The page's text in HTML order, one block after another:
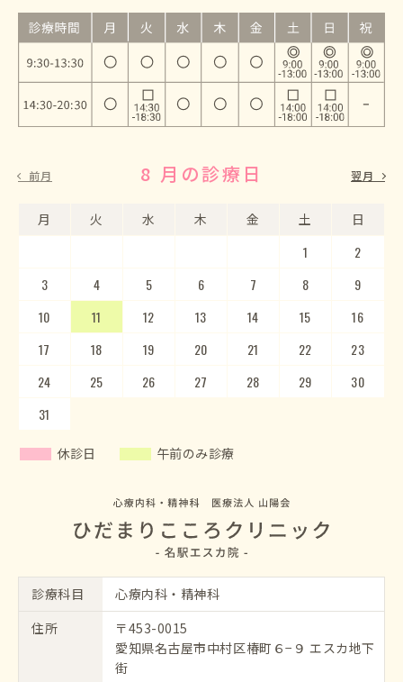
前月 8 月の診療日
月 火 水 木 金 土 日
1
2
3
4 5 6 7 8
9
10
11 12 13 14 15
16
17
18 19 20 21 22
23
24
25 26 27 28 29
30
31
9 月の診療日
月 火 水 木 金 土 日
5
6
7
8 9 10 11 12
13
14
15 16 17 18 19
20
21
22 23 24 25 26
27
28
29 30
翌月
休診日 午前のみ診療
診療科目
心療内科・精神科
住所
〒453-0015
愛知県名古屋市中村区椿町６−９ エスカ地下
街